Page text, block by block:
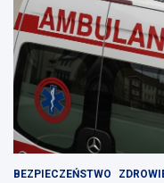
w
i
e
BEZPIECZEŃSTWO